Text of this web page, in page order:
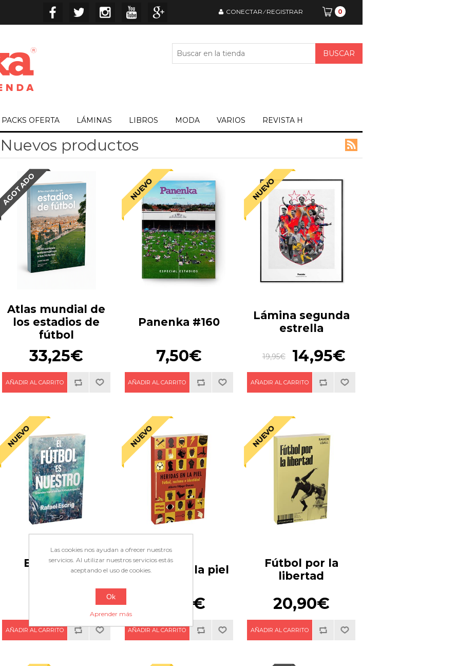
CONECTAR⁄REGISTRAR 0
PACKS OFERTA LÁMINAS LIBROS MODA VARIOS REVISTA H
Nuevos productos
AGOTADO
Atlas mundial de
los estadios de
fútbol
33,25€
NUEVO
Panenka #160
7,50€
NUEVO
Lámina segunda
estrella
19,95€ 14,95€
NUEVO
El fútbol es
nuestro
NUEVO
Heridas en la piel
19,90€
NUEVO
Fútbol por la
libertad
20,90€
Las cookies nos ayudan a ofrecer nuestros
servicios. Al utilizar nuestros servicios estás
aceptando el uso de cookies.
Ok
Aprender más